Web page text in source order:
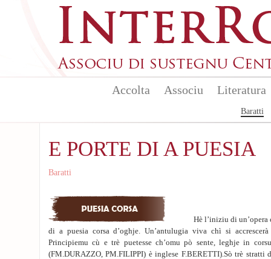
Accolta Associu Literatura
Baratti
E PORTE DI A PUESIA
Baratti
Hè l’iniziu di un’opera
di a puesia corsa d’oghje. Un’antulugia viva chì si
Principiemu cù e trè puetesse ch’omu pò sente, leghje in
(FM.DURAZZO, PM.FILIPPI) è inglese F.BERETTI).Sò trè stratti